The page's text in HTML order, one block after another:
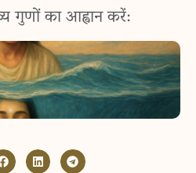
गुणों का आह्वान करें: